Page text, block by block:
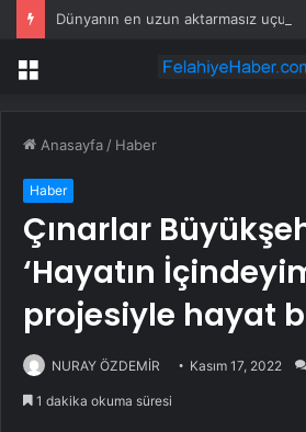
Menü
Anasayfa / Haber
Haber
Çınarlar
‘Hayatın
projesiyle hayat
NURAY ÖZDEMİR Kasım 17, 2022
1 dakika okuma süresi